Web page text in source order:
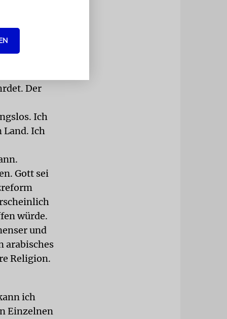
Mitglieder
Israel
Der
Ich
Land. Ich
Gott sei
würde.
und
arabisches
Religion.
ich
Einzelnen